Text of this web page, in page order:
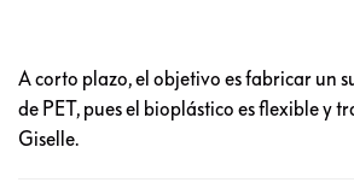
A corto plazo, el objetivo es fabricar un
de PET, pues el bioplástico es flexible y
Giselle.